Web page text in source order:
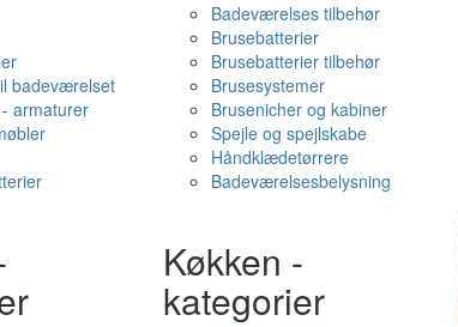
badeværelset
armaturer
Badeværelses tilbehør
Brusebatterier
Brusebatterier tilbehør
Brusesystemer
Brusenicher og kabiner
Spejle og spejlskabe
Håndklædetørrere
Badeværelsesbelysning
Køkken -
kategorier